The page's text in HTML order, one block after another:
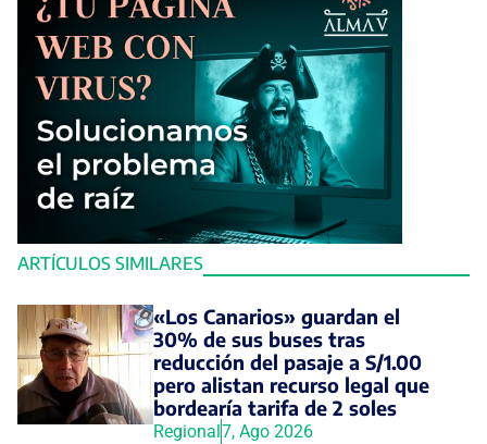
ARTÍCULOS SIMILARES
«Los Canarios» guardan el
30% de sus buses tras
reducción del pasaje a S/1.00
pero alistan recurso legal que
bordearía tarifa de 2 soles
Regional7, Ago 2026